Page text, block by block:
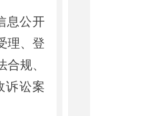
息公开
理、登
规、
诉讼案